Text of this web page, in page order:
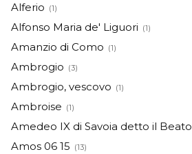
Alferio (1)
Alfonso Maria de' Liguori (1)
Amanzio di Como (1)
Ambrogio (3)
Ambrogio, vescovo (1)
Ambroise (1)
Amedeo IX di Savoia detto il Beato
Amos 06 15 (13)